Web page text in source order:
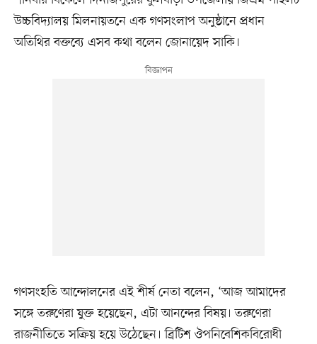
উচ্চবিদ্যালয় মিলনায়তনে এক গণসংলাপ অনুষ্ঠানে প্রধান
অতিথির বক্তব্যে এসব কথা বলেন জোনায়েদ সাকি।
গণসংহতি আন্দোলনের এই শীর্ষ নেতা বলেন, ‘আজ আমাদের
সঙ্গে তরুণেরা যুক্ত হয়েছেন, এটা আনন্দের বিষয়। তরুণেরা
রাজনীতিতে সক্রিয় হয়ে উঠেছেন। ব্রিটিশ ঔপনিবেশিকবিরোধী